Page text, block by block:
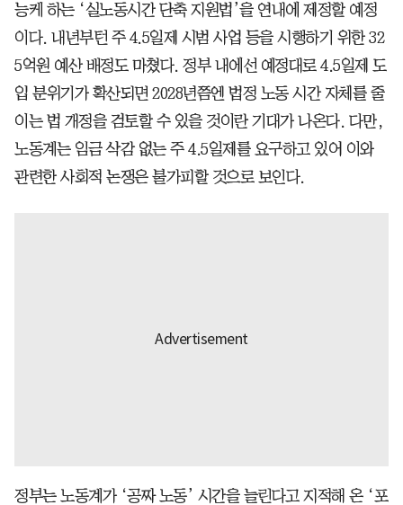
능케 하는 ‘실노동시간 단축 지원법’을 연내에 제정할 예정
이다. 내년부턴 주 4.5일제 시범 사업 등을 시행하기 위한 32
5억원 예산 배정도 마쳤다. 정부 내에선 예정대로 4.5일제 도
입 분위기가 확산되면 2028년쯤엔 법정 노동 시간 자체를 줄
이는 법 개정을 검토할 수 있을 것이란 기대가 나온다. 다만,
노동계는 임금 삭감 없는 주 4.5일제를 요구하고 있어 이와
관련한 사회적 논쟁은 불가피할 것으로 보인다.
정부는 노동계가 ‘공짜 노동’ 시간을 늘린다고 지적해 온 ‘포